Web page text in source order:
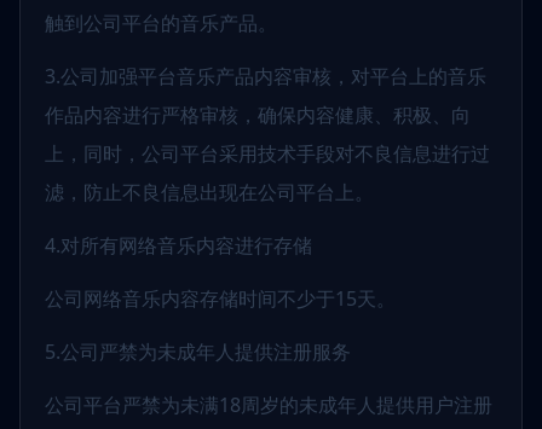
触到公司平台的音乐产品。
3.公司加强平台音乐产品内容审核，对平台上的音乐
作品内容进行严格审核，确保内容健康、积极、向
上，同时，公司平台采用技术手段对不良信息进行过
滤，防止不良信息出现在公司平台上。
4.对所有网络音乐内容进行存储
公司网络音乐内容存储时间不少于15天。
5.公司严禁为未成年人提供注册服务
公司平台严禁为未满18周岁的未成年人提供用户注册